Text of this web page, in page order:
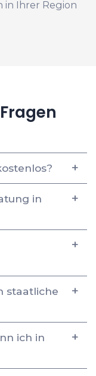
in Ihrer Region
in
staatliche
ich in